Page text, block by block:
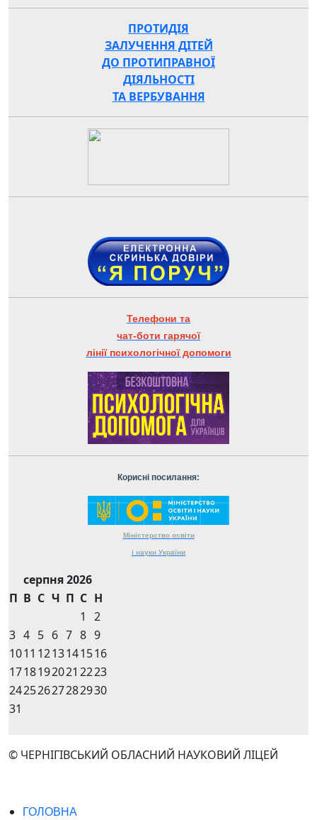
ПРОТИДІЯ
ЗАЛУЧЕННЯ ДІТЕЙ
ДО ПРОТИПРАВНОЇ
ДІЯЛЬНОСТІ
ТА ВЕРБУВАННЯ
Телефони та
чат-боти гарячої
лінії психологічної допомоги
Корисні посилання:
Міністерство освіти
і науки України
серпня 2026
П В С Ч П С Н
1
2
3 4 5 6 7 8 9
1011 1213141516
1718192021 2223
24252627282930
31
© ЧЕРНІГІВСЬКИЙ ОБЛАСНИЙ НАУКОВИЙ ЛІЦЕЙ
ГОЛОВНА